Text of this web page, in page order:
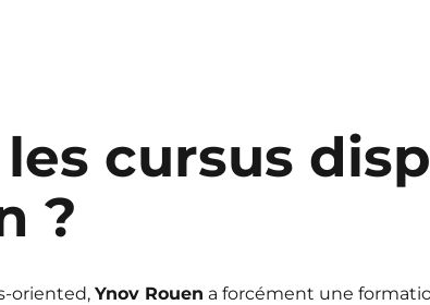
Rennes
cursus
?
oriented, Ynov Rouen a forcément une